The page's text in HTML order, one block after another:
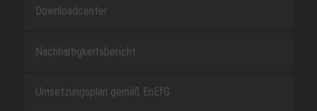
Downloadcenter
Nachhaltigkeitsbericht
Umsetzungsplan gemäß EnEfG